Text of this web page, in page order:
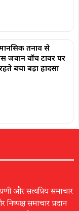
तनाव से
जवान वॉच टावर पर
बचा बड़ा हादसा
और सत्यप्रिय समाचार
समाचार प्रदान